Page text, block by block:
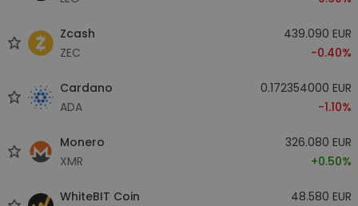
Zcash
ZEC
439.090 EUR
-0.40%
Cardano
ADA
0.172354000 EUR
-1.10%
Monero
XMR
326.080 EUR
+0.50%
WhiteBIT Coin
48.580 EUR